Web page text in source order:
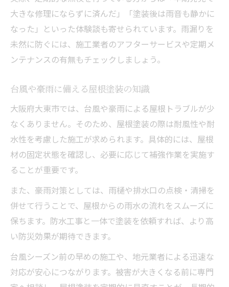
大きな修理にならずに済んだ」「塗装後は雨音も静かに
なった」といった体験談も寄せられています。雨漏りを
未然に防ぐには、施工業者のアフターサービスや定期メ
ンテナンスの有無もチェックしましょう。
台風や豪雨に備える屋根塗装の知識
大阪府大東市では、台風や豪雨による屋根トラブルが少
なくありません。そのため、屋根塗装の際は耐風性や耐
水性を考慮した施工が求められます。具体的には、屋根
材の固定状態を確認し、必要に応じて補強作業を実施す
ることが重要です。
また、豪雨対策としては、雨樋や排水口の点検・清掃を
併せて行うことで、屋根からの雨水の流れをスムーズに
保ちます。防水工事と一体で塗装を依頼すれば、より高
い防災効果が期待できます。
台風シーズン前の早めの施工や、地元業者による迅速な
対応が安心につながります。被害が大きくなる前に専門